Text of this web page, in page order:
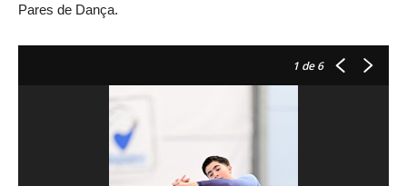
Pares de Dança.
1 de 6